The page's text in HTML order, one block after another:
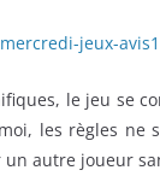
le jeu se
les règles ne
autre joueur